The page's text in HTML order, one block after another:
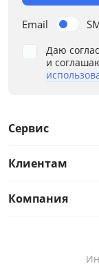
Email
Даю
и
Сервис
Клиентам
Компания